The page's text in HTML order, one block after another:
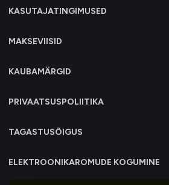
KASUTAJATINGIMUSED
MAKSEVIISID
KAUBAMÄRGID
PRIVAATSUSPOLIITIKA
TAGASTUSÕIGUS
ELEKTROONIKAROMUDE KOGUMINE